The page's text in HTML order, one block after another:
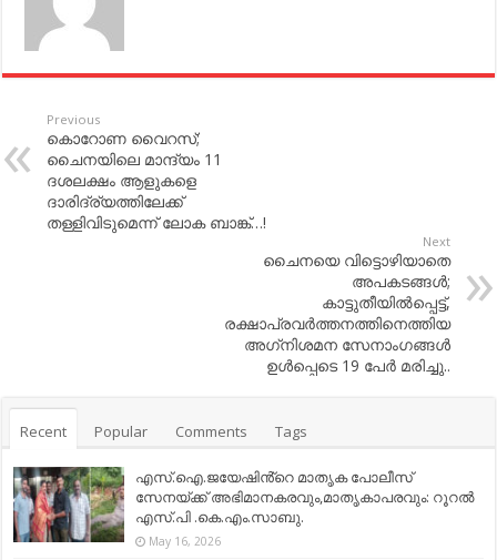
Previous
കൊറോണ വൈറസ്;
ചൈനയിലെ മാന്ദ്യം 11
ദശലക്ഷം ആളുകളെ
ദാരിദ്ര്യത്തിലേക്ക്
തള്ളിവിടുമെന്ന് ലോക ബാങ്ക്…!
Next
ചൈനയെ വിട്ടൊഴിയാതെ
അപകടങ്ങള്‍;
കാട്ടുതീയില്‍പ്പെട്ട്,
രക്ഷാപ്രവര്‍ത്തനത്തിനെത്തിയ
അഗ്‌നിശമന സേനാംഗങ്ങള്‍
ഉള്‍പ്പെടെ 19 പേര്‍ മരിച്ചു..
Recent Popular Comments Tags
എസ്.ഐ.ജയേഷിൻ്റെ മാതൃക പോലീസ്
സേനയ്ക്ക് അഭിമാനകരവും,മാതൃകാപരവും: റൂറൽ
എസ്.പി .കെ.എം.സാബു.
May 16, 2026